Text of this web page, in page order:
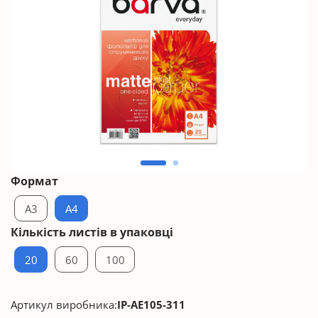
Формат
A3 A4
Кількість листів в упаковці
20 60 100
Артикул виробника:IP-AE105-311